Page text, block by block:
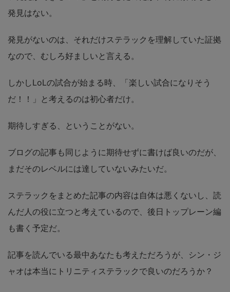
発見はない。
発見がないのは、それだけステラックを理解していた証拠
なので、むしろ好ましいと言える。
しかしLoLの試合が始まる時、
「楽しい試合になりそう
だ！！」 と考えるのは初心者だけ。
期待しすぎる、ということがない。
ブログの記事も同じように期待せずに書けば良いのだが、
まだそのレベルには達していないみたいだ。
ステラックをまとめた記事の内容は自体は悪くないし、読
んだ人の役に立つと考えているので、後日トップレーン編
も書く予定だ。
記事を読んでいる最中あなたも考えただろうが、シン・ジ
ャオは本当にトリニティステラックで良いのだろうか？